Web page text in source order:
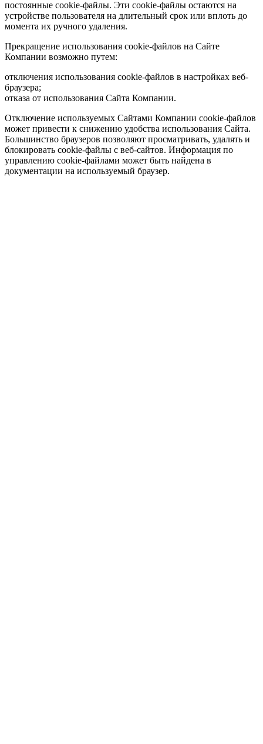
постоянные cookie-файлы. Эти cookie-файлы остаются на
устройстве пользователя на длительный срок или вплоть до
момента их ручного удаления.
Прекращение использования cookie-файлов на Сайте
Компании возможно путем:
отключения использования cookie-файлов в настройках веб-
браузера;
отказа от использования Сайта Компании.
Отключение используемых Сайтами Компании cookie-файлов
может привести к снижению удобства использования Сайта.
Большинство браузеров позволяют просматривать, удалять и
блокировать cookie-файлы c веб-сайтов. Информация по
управлению cookie-файлами может быть найдена в
документации на используемый браузер.